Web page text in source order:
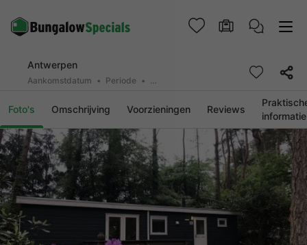
Antwerpen
Aankomstdatum Periode 2 personen, 0 huisdier
Foto's Omschrijving Voorzieningen Reviews
informatie